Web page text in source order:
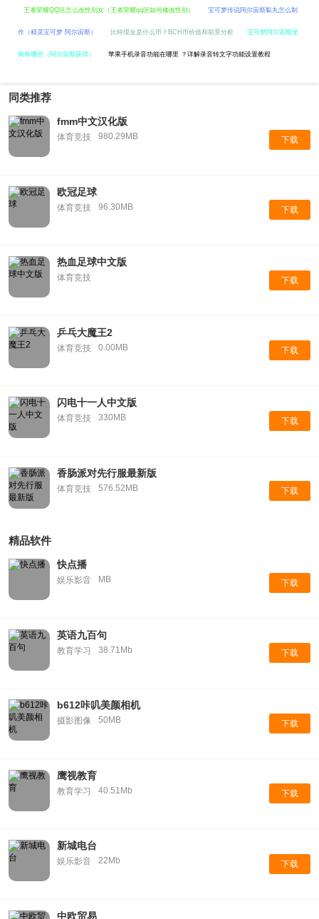
王者荣耀QQ区怎么改性别女（王者荣耀qq区如何修改性别） 宝可梦传说阿尔宙斯黏丸怎么制
作（精灵宝可梦 阿尔宙斯） 比特现金是什么币？BCH币价值和前景分析 宝可梦阿尔宙斯坐
骑有哪些（阿尔宙斯获得） 苹果手机录音功能在哪里 ？详解录音转文字功能设置教程
同类推荐
fmm中文汉化版
体育竞技 980.29MB 下载
欧冠足球
体育竞技 96.30MB 下载
热血足球中文版
体育竞技 下载
乒乓大魔王2
体育竞技 0.00MB 下载
闪电十一人中文版
体育竞技 330MB 下载
香肠派对先行服最新版
体育竞技 576.52MB 下载
精品软件
快点播
娱乐影音 MB 下载
英语九百句
教育学习 38.71Mb 下载
b612咔叽美颜相机
摄影图像 50MB 下载
鹰视教育
教育学习 40.51Mb 下载
新城电台
娱乐影音 22Mb 下载
中欧贸易